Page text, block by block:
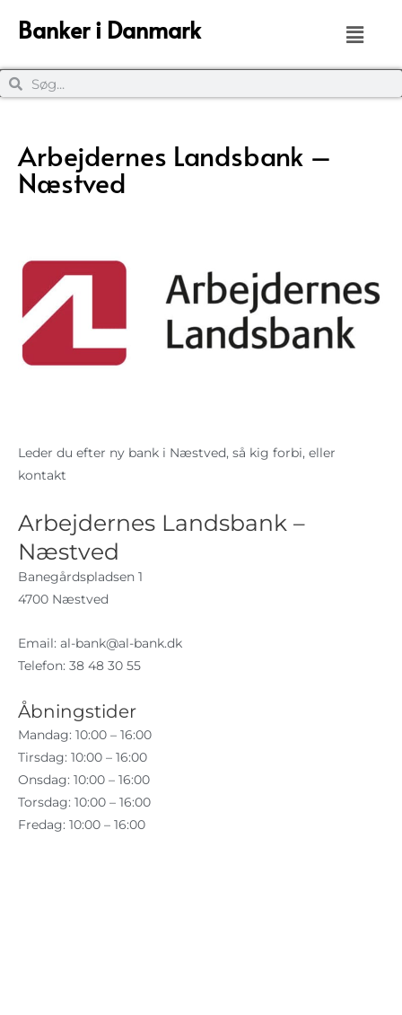
Banker i Danmark
Arbejdernes Landsbank –
Næstved
Leder du efter ny bank i Næstved, så kig forbi, eller
kontakt
Arbejdernes Landsbank –
Næstved
Banegårdspladsen 1
4700 Næstved
Email: al-bank@al-bank.dk
Telefon: 38 48 30 55
Åbningstider
Mandag: 10:00 – 16:00
Tirsdag: 10:00 – 16:00
Onsdag: 10:00 – 16:00
Torsdag: 10:00 – 16:00
Fredag: 10:00 – 16:00